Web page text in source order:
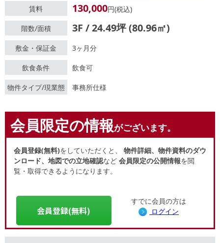
賃料 130,000円(税込)
階数/面積 3F / 24.49坪 (80.96㎡)
敷金・保証金 3ヶ月分
飲食条件 飲食可
物件タイプ/現業態 事務所仕様
会員限定の情報がございます。
会員登録(無料)をしていただくと、 物件詳細、物件資料のダウ
ンロード、地図での立地確認など 会員限定の公開情報を閲
覧・取得できるようになります。
会員登録(無料)
すでに会員の方は
ログイン